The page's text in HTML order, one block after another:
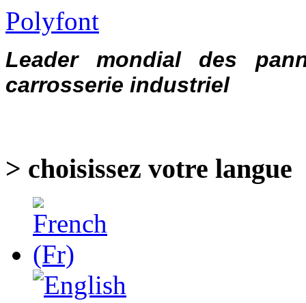
Polyfont
Leader mondial des
carrosserie industriel
> choisissez votre langue